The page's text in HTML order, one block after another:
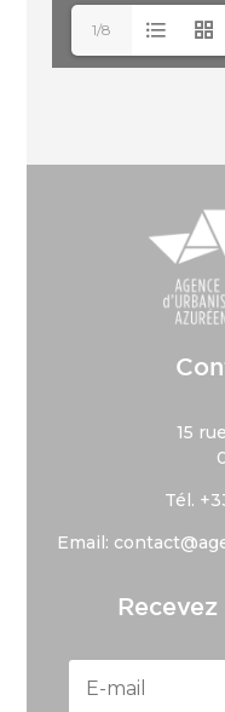
1/8
15
Tél.
Email: